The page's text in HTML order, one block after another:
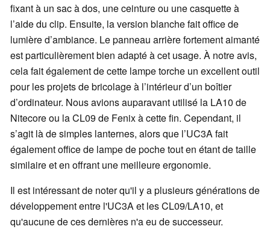
fixant à un sac à dos, une ceinture ou une casquette à
l’aide du clip. Ensuite, la version blanche fait office de
lumière d’ambiance. Le panneau arrière fortement aimanté
est particulièrement bien adapté à cet usage. À notre avis,
cela fait également de cette lampe torche un excellent outil
pour les projets de bricolage à l’intérieur d’un boîtier
d’ordinateur. Nous avions auparavant utilisé la LA10 de
Nitecore ou la CL09 de Fenix à cette fin. Cependant, il
s’agit là de simples lanternes, alors que l’UC3A fait
également office de lampe de poche tout en étant de taille
similaire et en offrant une meilleure ergonomie.
Il est intéressant de noter qu'il y a plusieurs générations de
développement entre l'UC3A et les CL09/LA10, et
qu'aucune de ces dernières n'a eu de successeur.